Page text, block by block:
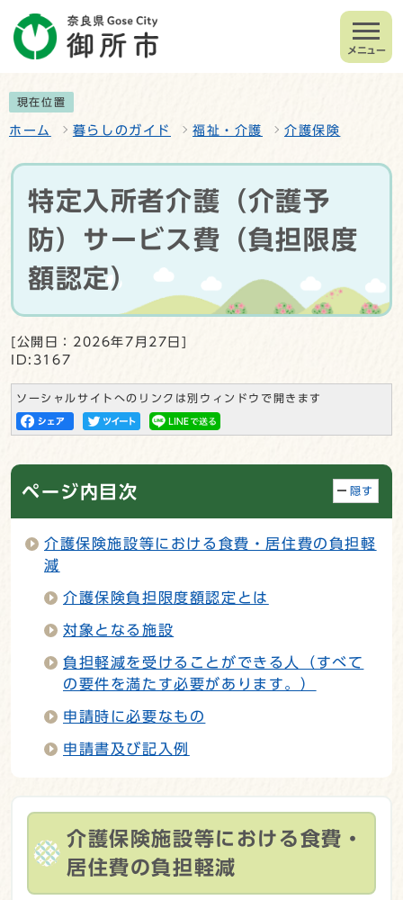
メニュー
現在位置
ホーム 暮らしのガイド 福祉・介護 介護保険
特定入所者介護（介護予
防）サービス費（負担限度
額認定）
[公開日：2026年7月27日]
ID:3167
ソーシャルサイトへのリンクは別ウィンドウで開きます
ページ内目次 隠す
介護保険施設等における食費・居住費の負担軽
減
介護保険負担限度額認定とは
対象となる施設
負担軽減を受けることができる人（すべて
の要件を満たす必要があります。）
申請時に必要なもの
申請書及び記入例
介護保険施設等における食費・
居住費の負担軽減